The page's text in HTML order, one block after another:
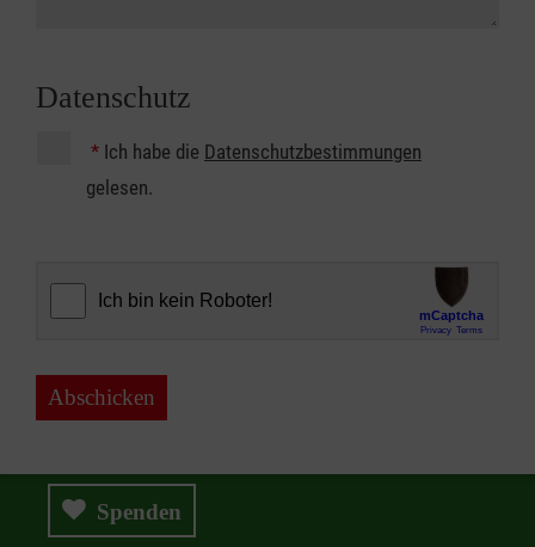
Datenschutz
* Ich habe die Datenschutzbestimmungen
gelesen.
Abschicken
Spenden